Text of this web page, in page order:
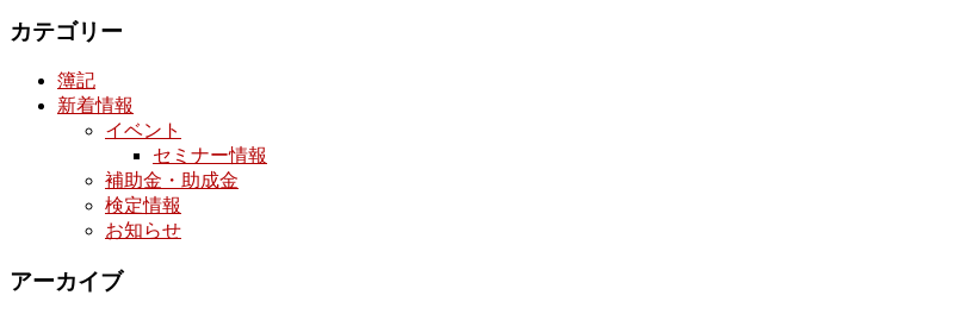
カテゴリー
簿記
新着情報
イベント
セミナー情報
補助金・助成金
検定情報
お知らせ
アーカイブ